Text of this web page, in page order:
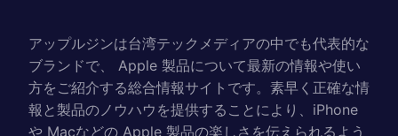
アップルジンは台湾テックメディアの中でも代表的な
ブランドで、 Apple 製品について最新の情報や使い
方をご紹介する総合情報サイトです。素早く正確な情
報と製品のノウハウを提供することにより、iPhone
や Macなどの Apple 製品の楽しさを伝えられるよう